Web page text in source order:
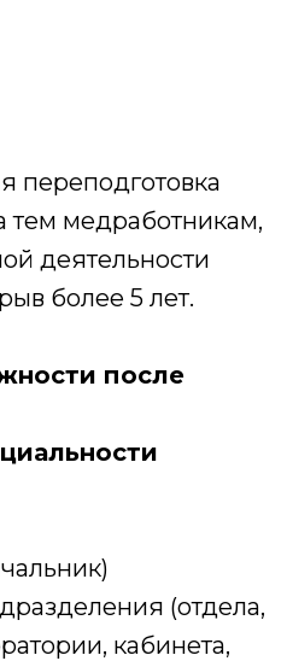
переподготовка
тем медработникам,
деятельности
более 5 лет.
после
(отдела,
кабинета,